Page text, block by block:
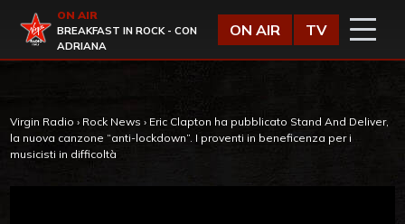
Virgin Radio
ON AIR
BREAKFAST IN ROCK - CON
ADRIANA
ON AIR TV
Virgin Radio › Rock News › Eric Clapton ha pubblicato Stand And Deliver,
la nuova canzone “anti-lockdown”. I proventi in beneficenza per i
musicisti in difficoltà